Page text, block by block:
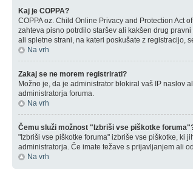
Kaj je COPPA?
COPPA oz. Child Online Privacy and Protection Act
zahteva pisno potrdilo staršev ali kakšen drug
ali spletne strani, na kateri poskušate z registracijo,
Na vrh
Zakaj se ne morem registrirati?
Možno je, da je administrator blokiral vaš IP naslov
administratorja foruma.
Na vrh
Čemu služi možnost "Izbriši vse piškotke
"Izbriši vse piškotke foruma" izbriše vse piškotke, ki
administratorja. Če imate težave s prijavljanjem ali
Na vrh